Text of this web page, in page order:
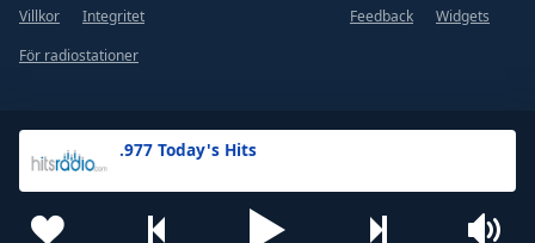
.977 Today's Hits
Villkor
Integritet Feedback
Widgets
För radiostationer